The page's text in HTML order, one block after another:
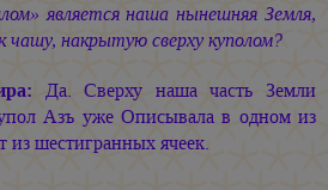
является наша нынешняя Земля,
чашу, накрытую сверху куполом?
Да. Сверху наша часть Земли
Азъ уже Описывала в одном из
шестигранных ячеек.